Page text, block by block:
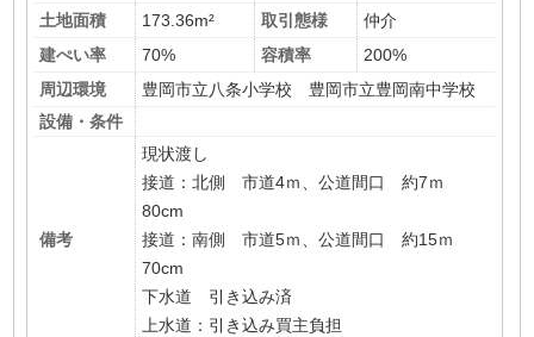
土地面積
173.36m² 取引態様
仲介
建ぺい率
70% 容積率
200%
周辺環境
豊岡市立八条小学校 豊岡市立豊岡南中学校
設備・条件
備考
現状渡し
接道：北側 市道4ｍ、公道間口 約7ｍ
80cm
接道：南側 市道5ｍ、公道間口 約15ｍ
70cm
下水道 引き込み済
上水道：引き込み買主負担